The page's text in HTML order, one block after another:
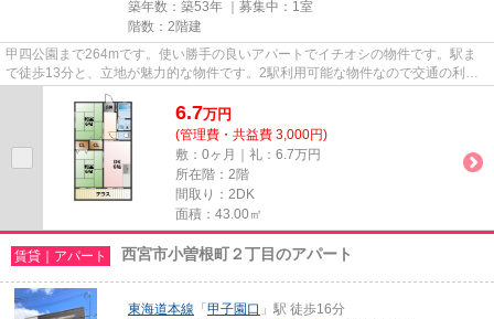
築年数：築53年 ｜募集中： 1室
階数：2階建
甲四公園まで264mです。使い勝手の良いアパートでイチオシの物件です。駅ま
で徒歩13分と、立地が魅力的な物件です。2駅利用可能な物件なので交通の利便
性が良いのが魅力です。西宮市エ...
6.7万円
(管理費・共益費 3,000円)
敷：0ヶ月｜礼：6.7万円
所在階：2階
間取り：2DK
面積：43.00㎡
賃貸｜アパート 西宮市小曽根町２丁目のアパート
東海道本線 「 甲子園口 」駅 徒歩16分